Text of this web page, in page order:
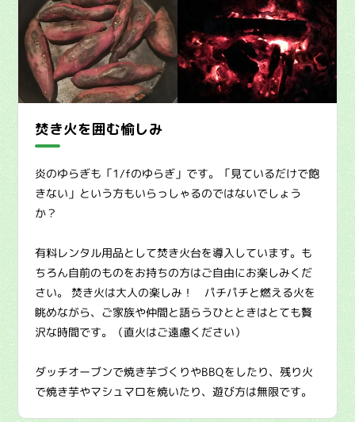
焚き火を囲む愉しみ
炎のゆらぎも「1/fのゆらぎ」です。「見ているだけで飽
きない」という方もいらっしゃるのではないでしょう
か？
有料レンタル用品として焚き火台を導入しています。も
ちろん自前のものをお持ちの方はご自由にお楽しみくだ
さい。 焚き火は大人の楽しみ！ パチパチと燃える火を
眺めながら、ご家族や仲間と語らうひとときはとても贅
沢な時間です。（直火はご遠慮ください）
ダッチオーブンで焼き芋づくりやBBQをしたり、残り火
で焼き芋やマシュマロを焼いたり、遊び方は無限です。